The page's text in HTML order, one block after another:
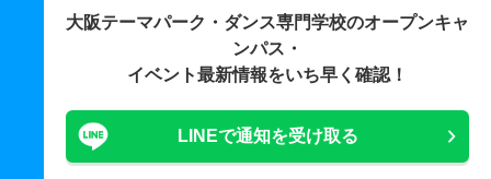
大阪テーマパーク・ダンス専門学校のオープンキャ
ンパス・
イベント最新情報をいち早く確認！
LINEで通知を受け取る